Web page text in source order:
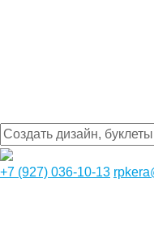
+7 (927) 036-10-13